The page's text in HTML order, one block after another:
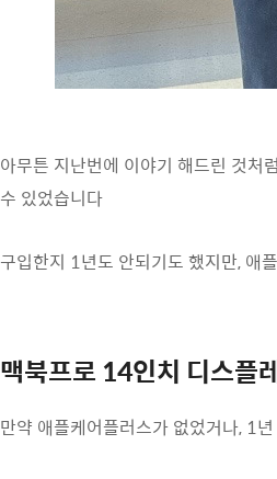
아무튼 지난번에 이야기 해드린 것처
수 있었습니다
구입한지 1년도 안되기도 했지만, 애
맥북프로 14인치 디스플
만약 애플케어플러스가 없었거나, 1